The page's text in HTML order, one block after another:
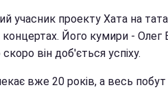
учасник проекту Хата на
концертах. Його кумири - Олег
він доб'ється успіху.
вже 20 років, а весь